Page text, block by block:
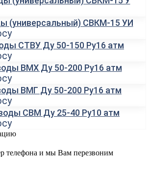
(универсальный) СВКМ-15 УИ
СТВУ Ду 50-150 Ру16 атм
ВМХ Ду 50-200 Ру16 атм
ВМГ Ду 50-200 Ру16 атм
СВМ Ду 25-40 Ру10 атм
телефона и мы Вам перезвоним